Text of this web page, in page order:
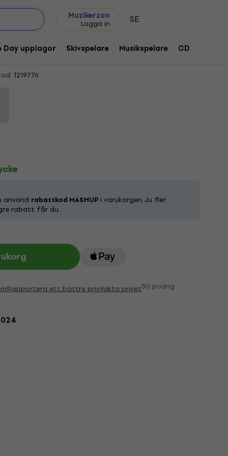
Muzikerzon
Logga in SE
Day upplagor Skivspelare Musikspelare CD
Me (Limited Edition) (Creamy White
1219776
använd rabattkod MASHUP i varukorgen. Ju fler
rabatt får du.
Rapportera ett bättre prisVakta priset50 poäng